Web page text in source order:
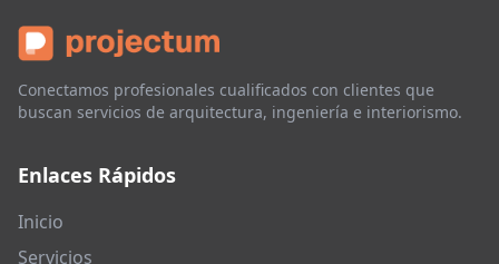
Conectamos profesionales cualificados con clientes que
buscan servicios de arquitectura, ingeniería e interiorismo.
Enlaces Rápidos
Inicio
Servicios